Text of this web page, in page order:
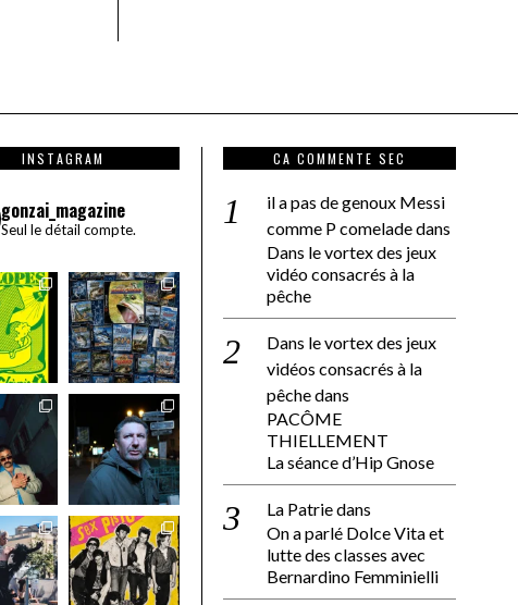
INSTAGRAM
gonzai_magazine
Seul le détail compte.
CA COMMENTE SEC
il a pas de genoux Messi
comme P comeladedans
Dans le vortex des jeux
vidéo consacrés à la
pêche
Dans le vortex des jeux
vidéos consacrés à la
pêchedans
PACÔME
THIELLEMENT
La séance d’Hip Gnose
La Patriedans
On a parlé Dolce Vita et
lutte des classes avec
Bernardino Femminielli